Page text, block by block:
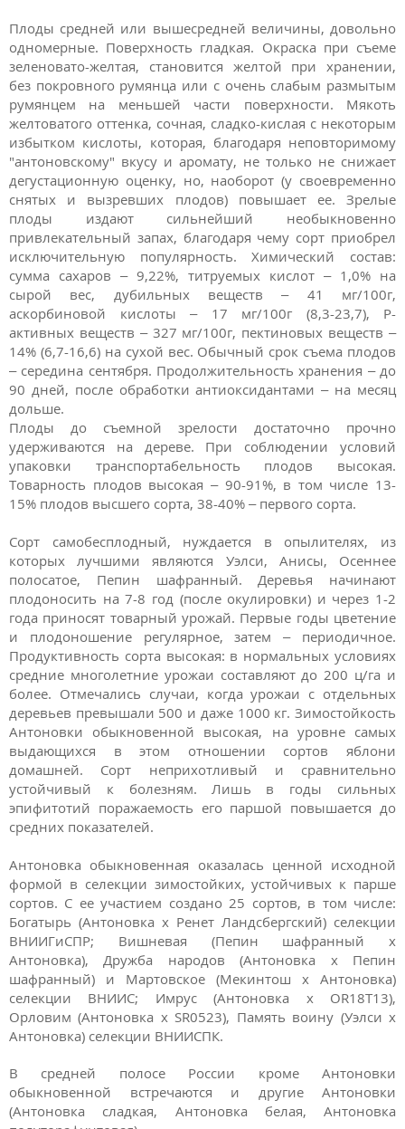
Плоды средней или вышесредней величины, довольно
одномерные. Поверхность гладкая. Окраска при съеме
зеленовато-желтая, становится желтой при хранении,
без покровного румянца или с очень слабым размытым
румянцем на меньшей части поверхности. Мякоть
желтоватого оттенка, сочная, сладко-кислая с некоторым
избытком кислоты, которая, благодаря неповторимому
"антоновскому" вкусу и аромату, не только не снижает
дегустационную оценку, но, наоборот (у своевременно
снятых и вызревших плодов) повышает ее. Зрелые
плоды издают сильнейший необыкновенно
привлекательный запах, благодаря чему сорт приобрел
исключительную популярность. Химический состав:
сумма сахаров – 9,22%, титруемых кислот – 1,0% на
сырой вес, дубильных веществ – 41 мг/100г,
аскорбиновой кислоты – 17 мг/100г (8,3-23,7), Р-
активных веществ – 327 мг/100г, пектиновых веществ –
14% (6,7-16,6) на сухой вес. Обычный срок съема плодов
– середина сентября. Продолжительность хранения – до
90 дней, после обработки антиоксидантами – на месяц
дольше.
Плоды до съемной зрелости достаточно прочно
удерживаются на дереве. При соблюдении условий
упаковки транспортабельность плодов высокая.
Товарность плодов высокая – 90-91%, в том числе 13-
15% плодов высшего сорта, 38-40% – первого сорта.
Сорт самобесплодный, нуждается в опылителях, из
которых лучшими являются Уэлси, Анисы, Осеннее
полосатое, Пепин шафранный. Деревья начинают
плодоносить на 7-8 год (после окулировки) и через 1-2
года приносят товарный урожай. Первые годы цветение
и плодоношение регулярное, затем – периодичное.
Продуктивность сорта высокая: в нормальных условиях
средние многолетние урожаи составляют до 200 ц/га и
более. Отмечались случаи, когда урожаи с отдельных
деревьев превышали 500 и даже 1000 кг. Зимостойкость
Антоновки обыкновенной высокая, на уровне самых
выдающихся в этом отношении сортов яблони
домашней. Сорт неприхотливый и сравнительно
устойчивый к болезням. Лишь в годы сильных
эпифитотий поражаемость его паршой повышается до
средних показателей.
Антоновка обыкновенная оказалась ценной исходной
формой в селекции зимостойких, устойчивых к парше
сортов. С ее участием создано 25 сортов, в том числе:
Богатырь (Антоновка х Ренет Ландсбергский) селекции
ВНИИГиСПР; Вишневая (Пепин шафранный х
Антоновка), Дружба народов (Антоновка х Пепин
шафранный) и Мартовское (Мекинтош х Антоновка)
селекции ВНИИС; Имрус (Антоновка х OR18T13),
Орловим (Антоновка х SR0523), Память воину (Уэлси х
Антоновка) селекции ВНИИСПК.
В средней полосе России кроме Антоновки
обыкновенной встречаются и другие Антоновки
(Антоновка сладкая, Антоновка белая, Антоновка